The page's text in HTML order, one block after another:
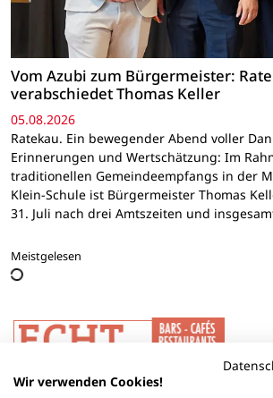
Vom Azubi zum Bürgermeister:
verabschiedet Thomas Keller
05.08.2026
Ratekau. Ein bewegender Abend voller
Erinnerungen und Wertschätzung: Im
traditionellen Gemeindeempfangs in der
Klein-Schule ist Bürgermeister Thomas
31. Juli nach drei Amtszeiten und
Meistgelesen
Wir verwenden Cookies!